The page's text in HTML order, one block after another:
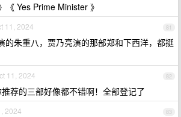
《 Yes Prime Minister 》
81
11, 2024
的朱重八，贾乃亮演的那部郑和下西洋，都挺
82
11, 2024
荐的三部好像都不错啊！全部登记了
83
2024